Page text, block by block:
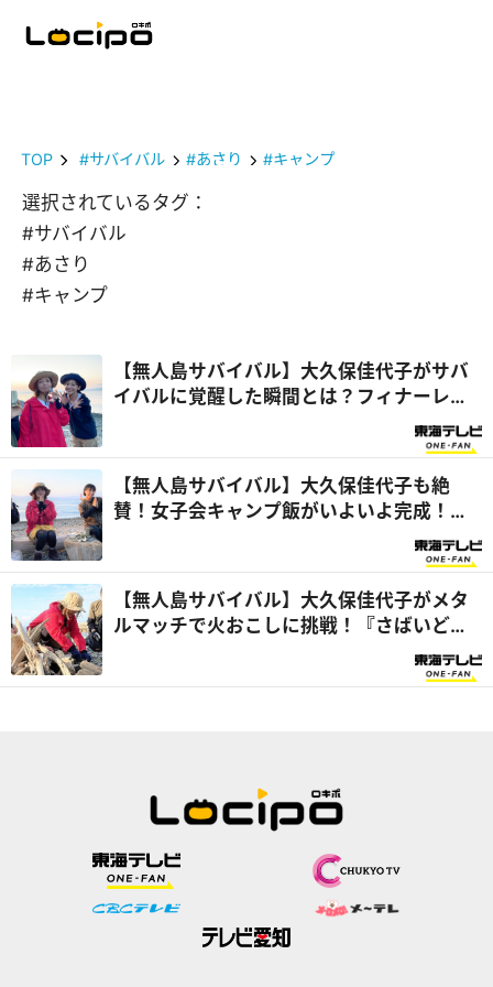
TOP #サバイバル #あさり #キャンプ
選択されているタグ：
#サバイバル
#あさり
#キャンプ
【無人島サバイバル】大久保佳代子がサバ
イバルに覚醒した瞬間とは？フィナーレは
夕日の絶景に感動！『さばいどるかほなん
【無人島サバイバル】大久保佳代子も絶
賛！女子会キャンプ飯がいよいよ完成！
『さばいどるかほなんのソロキャンパー養
【無人島サバイバル】大久保佳代子がメタ
ルマッチで火おこしに挑戦！『さばいどる